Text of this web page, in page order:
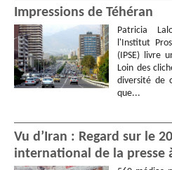
Impressions de Téhéran
Patricia
l'Institut
(IPSE) livre
Loin des
diversité de
que...
Vu d’Iran : Regard sur le
international de la presse